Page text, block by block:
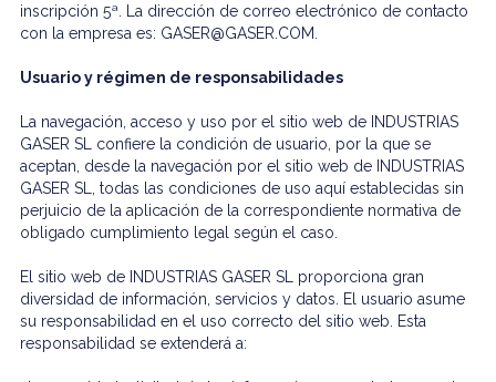
inscripción 5ª. La dirección de correo electrónico de contacto
con la empresa es: GASER@GASER.COM.
Usuario y régimen de responsabilidades
La navegación, acceso y uso por el sitio web de INDUSTRIAS
GASER SL confiere la condición de usuario, por la que se
aceptan, desde la navegación por el sitio web de INDUSTRIAS
GASER SL, todas las condiciones de uso aquí establecidas sin
perjuicio de la aplicación de la correspondiente normativa de
obligado cumplimiento legal según el caso.
El sitio web de INDUSTRIAS GASER SL proporciona gran
diversidad de información, servicios y datos. El usuario asume
su responsabilidad en el uso correcto del sitio web. Esta
responsabilidad se extenderá a: